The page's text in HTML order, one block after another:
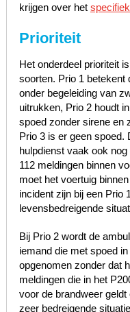
krijgen over het
Prioriteit
Het onderdeel prioriteit
soorten. Prio 1 betekent
onder begeleiding van
uitrukken, Prio 2 houdt
spoed zonder sirene en
Prio 3 is er geen spoed.
hulpdienst vaak ook
112 meldingen binnen
moet het voertuig
incident zijn bij een Prio
levensbedreigende
Bij Prio 2 wordt de
iemand die met spoed
opgenomen zonder dat
meldingen die in het
voor de brandweer
zeer bedreigende